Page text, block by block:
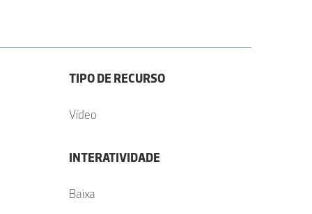
TIPO DE RECURSO
Vídeo
INTERATIVIDADE
Baixa